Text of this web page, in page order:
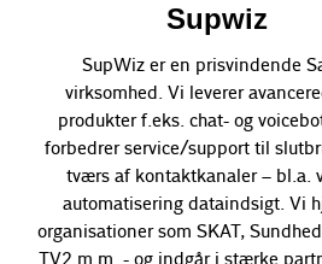
Supwiz
SupWiz er en prisvindende
virksomhed. Vi leverer
produkter f.eks. chat- og
forbedrer service/support til
tværs af kontaktkanaler – bl.a.
automatisering dataindsigt. Vi
organisationer som SKAT,
TV2 m.m. - og indgår i stærke